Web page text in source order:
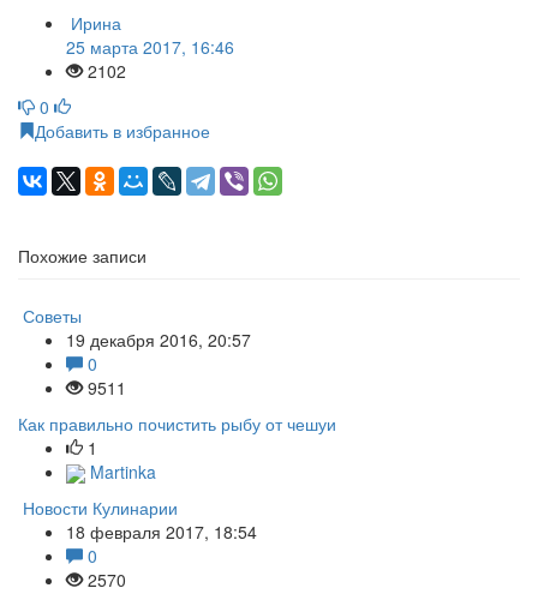
Ирина
25 марта 2017, 16:46
2102
0
Добавить в избранное
Похожие записи
Советы
19 декабря 2016, 20:57
0
9511
Как правильно почистить рыбу от чешуи
1
Martinka
Новости Кулинарии
18 февраля 2017, 18:54
0
2570